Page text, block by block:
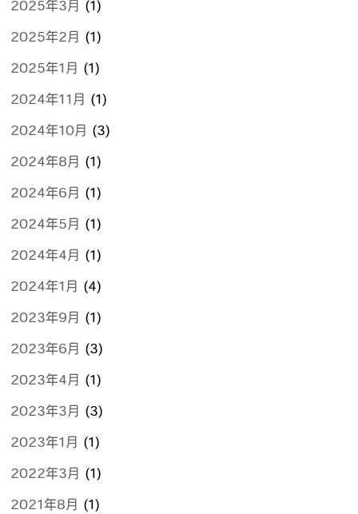
2025年3月 (1)
2025年2月 (1)
2025年1月 (1)
2024年11月 (1)
2024年10月 (3)
2024年8月 (1)
2024年6月 (1)
2024年5月 (1)
2024年4月 (1)
2024年1月 (4)
2023年9月 (1)
2023年6月 (3)
2023年4月 (1)
2023年3月 (3)
2023年1月 (1)
2022年3月 (1)
2021年8月 (1)